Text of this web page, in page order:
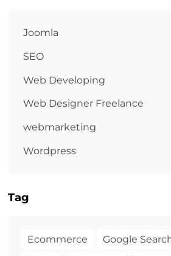
Joomla
SEO
Web Developing
Web Designer Freelance
webmarketing
Wordpress
Tag
Ecommerce Google